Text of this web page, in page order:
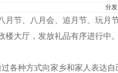
分
月节、八月会、追月节、玩月
大厅，发放礼品有序进行中
各种方式向家乡和家人表达